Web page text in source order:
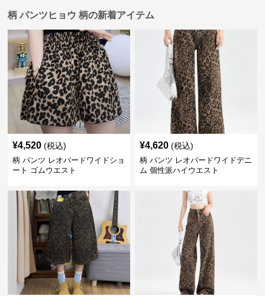
柄 パンツヒョウ 柄の新着アイテム
¥4,520 (税込)
柄 パンツ レオパードワイドショ
ート ゴムウエスト
¥4,620 (税込)
柄 パンツ レオパードワイドデニ
ム 個性派ハイウエスト